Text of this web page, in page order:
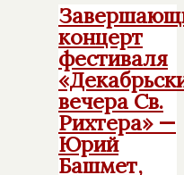
концерт
фестиваля
вечера Св.
Рихтера» —
Юрий
Башмет,